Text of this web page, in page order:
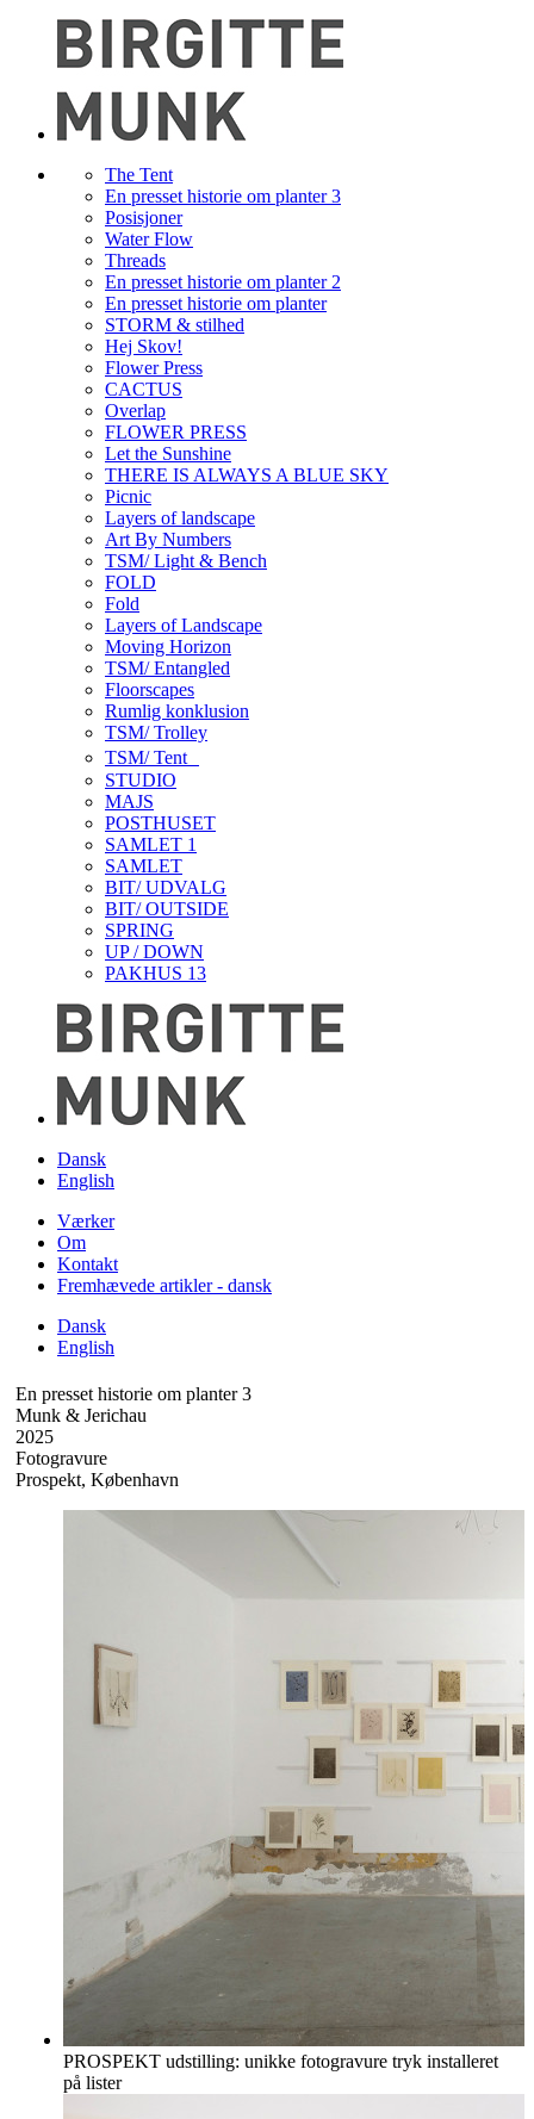
The Tent
En presset historie om planter 3
Posisjoner
Water Flow
Threads
En presset historie om planter 2
En presset historie om planter
STORM & stilhed
Hej Skov!
Flower Press
CACTUS
Overlap
FLOWER PRESS
Let the Sunshine
THERE IS ALWAYS A BLUE SKY
Picnic
Layers of landscape
Art By Numbers
TSM/ Light & Bench
FOLD
Fold
Layers of Landscape
Moving Horizon
TSM/ Entangled
Floorscapes
Rumlig konklusion
TSM/ Trolley
TSM/ Tent
STUDIO
MAJS
POSTHUSET
SAMLET 1
SAMLET
BIT/ UDVALG
BIT/ OUTSIDE
SPRING
UP / DOWN
PAKHUS 13
Dansk
English
Værker
Om
Kontakt
Fremhævede artikler - dansk
Dansk
English
En presset historie om planter 3
Munk & Jerichau
2025
Fotogravure
Prospekt, København
PROSPEKT udstilling: unikke fotogravure tryk installeret
på lister